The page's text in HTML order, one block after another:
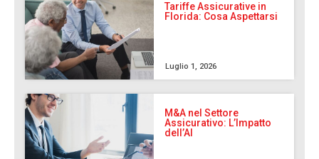
Tariffe Assicurative in
Florida: Cosa Aspettarsi
Luglio 1, 2026
M&A nel Settore
Assicurativo: L’Impatto
dell’AI